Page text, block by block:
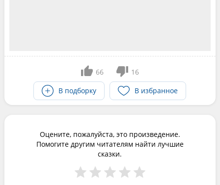
66
16
В подборку
В избранное
Оцените, пожалуйста, это произведение.
Помогите другим читателям найти лучшие
сказки.